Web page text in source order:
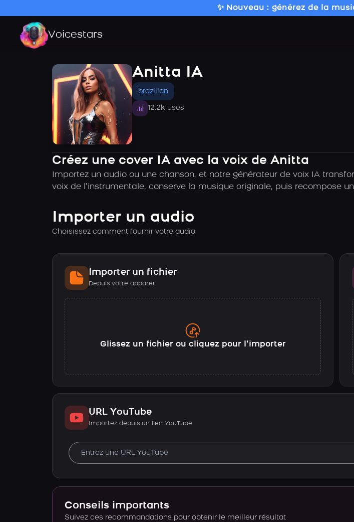
✨ Nouveau : générez de la
Voicestars
Anitta IA
brazilian
12.2k uses
Créez une cover IA avec la voix de Anitta
Importez un audio ou une chanson, et notre générateur de voix IA
voix de l’instrumentale, conserve la musique originale, puis recompose
Importer un audio
Choisissez comment fournir votre audio
Importer un fichier
Depuis votre appareil
Glissez un fichier ou cliquez pour l’importer
URL YouTube
Importez depuis un lien YouTube
Conseils importants
Suivez ces recommandations pour obtenir le meilleur résultat